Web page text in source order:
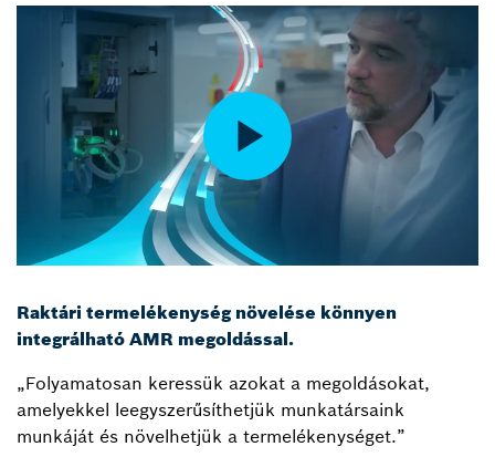
Raktári termelékenység növelése könnyen
integrálható AMR megoldással.
„Folyamatosan keressük azokat a megoldásokat,
amelyekkel leegyszerűsíthetjük munkatársaink
munkáját és növelhetjük a termelékenységet.”